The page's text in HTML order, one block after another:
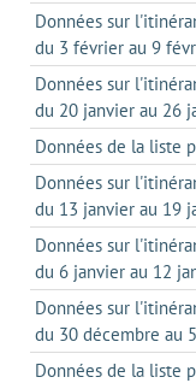
Données sur
du 3 février au 9
Données sur
du 20 janvier au 26
Données de la liste
Données sur
du 13 janvier au 19
Données sur
du 6 janvier au 12
Données sur
du 30 décembre au
Données de la liste